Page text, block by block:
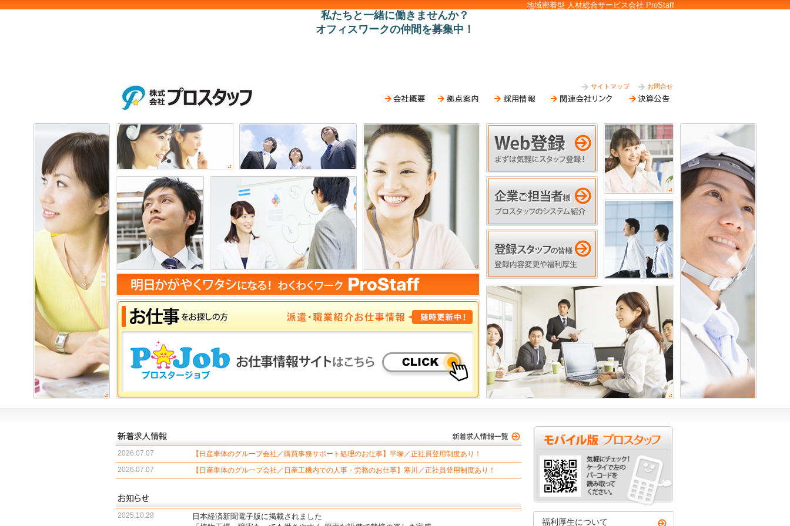
地域密着型 人材総合サービス会社 ProStaff
私たちと一緒に働きませんか？
オフィスワークの仲間を募集中！
サイトマップ お問合せ
2026.07.07
【日産車体のグループ会社／購買事務サポート処理のお仕事】平塚／正社員登用制度あり！
2026.07.07
【日産車体のグループ会社／日産工機内での人事・労務のお仕事】寒川／正社員登用制度あり！
2025.10.28
日本経済新聞電子版に掲載されました
福利厚生について